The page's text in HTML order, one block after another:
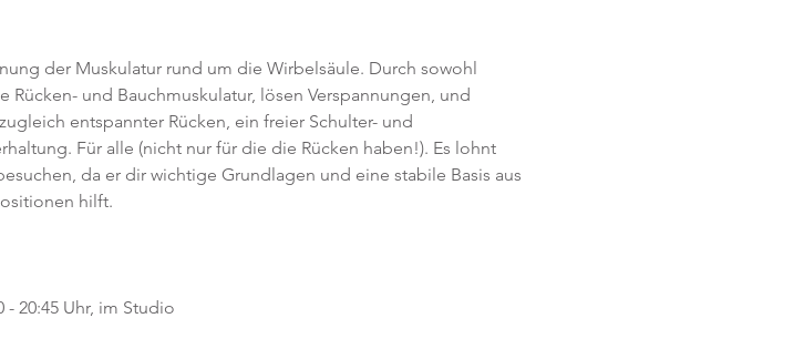
der Muskulatur rund um die Wirbelsäule. Durch sowohl
und Bauchmuskulatur, lösen Verspannungen, und
entspannter Rücken, ein freier Schulter- und
Für alle (nicht nur für die die Rücken haben!). Es lohnt
da er dir wichtige Grundlagen und eine stabile Basis aus
hilft.
- 20:45 Uhr, im Studio